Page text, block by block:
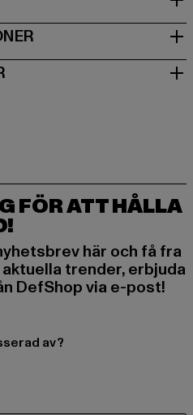
FÖR ATT HÅLLA
här och få fra
trender, erbjuda
DefShop via e-post!
av?